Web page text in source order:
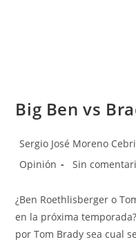
Big Ben vs
Sergio José Moreno
Opinión
Sin
¿Ben Roethlisberger o
en la próxima
por Tom Brady sea cual